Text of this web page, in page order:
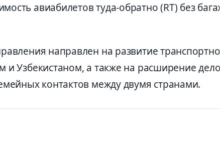
авиабилетов туда-обратно (RT) без
направлен на развитие
и Узбекистаном, а также на расширение
контактов между двумя странами.